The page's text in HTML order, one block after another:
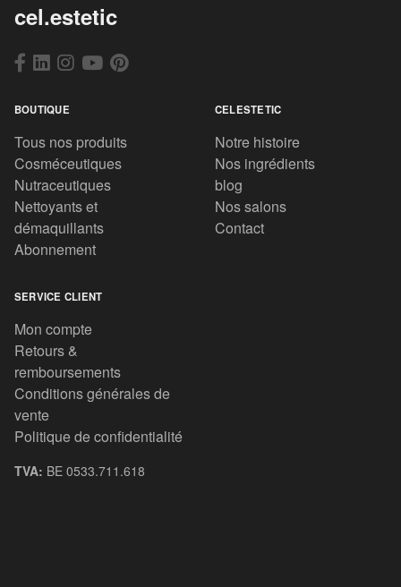
cel.estetic
BOUTIQUE
Tous nos produits
Cosméceutiques
Nutraceutiques
Nettoyants et
démaquillants
Abonnement
CELESTETIC
Notre histoire
Nos ingrédients
blog
Nos salons
Contact
SERVICE CLIENT
Mon compte
Retours &
remboursements
Conditions générales de
vente
Politique de confidentialité
TVA: BE 0533.711.618